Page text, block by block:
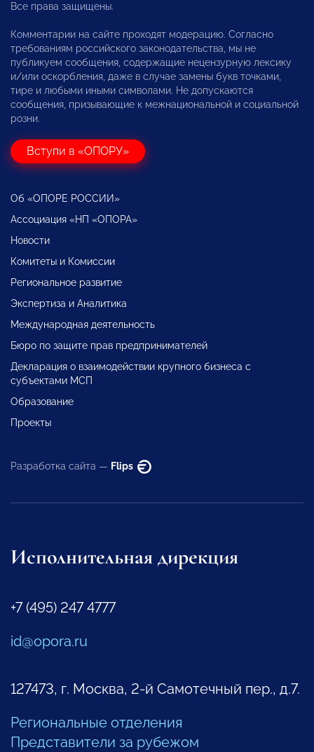
Все права защищены.
Комментарии на сайте проходят модерацию. Согласно
требованиям российского законодательства, мы не
публикуем сообщения, содержащие нецензурную лексику
и/или оскорбления, даже в случае замены букв точками,
тире и любыми иными символами. Не допускаются
сообщения, призывающие к межнациональной и социальной
розни.
Вступи в «ОПОРУ»
Об «ОПОРЕ РОССИИ»
Ассоциация «НП «ОПОРА»
Новости
Комитеты и Комиссии
Региональное развитие
Экспертиза и Аналитика
Международная деятельность
Бюро по защите прав предпринимателей
Декларация о взаимодействии крупного бизнеса с
субъектами МСП
Образование
Проекты
Разработка сайта — Flips
Исполнительная дирекция
+7 (495) 247 4777
id@opora.ru
127473, г. Москва, 2-й Самотечный пер., д.7.
Региональные отделения
Представители за рубежом